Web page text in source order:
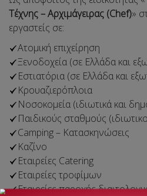
Τέχνης – Αρχιμάγειρας (Chef)»
εργαστείς σε:
Ατομική επιχείρηση
Ξενοδοχεία (σε Ελλάδα και
Εστιατόρια (σε Ελλάδα και
Κρουαζιερόπλοια
Νοσοκομεία (ιδιωτικά και
Παιδικούς σταθμούς
Camping – Κατασκηνώσεις
Καζίνο
Εταιρείες Catering
Εταιρείες τροφίμων
Εταιρείες παροχής